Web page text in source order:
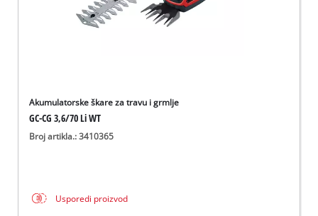
Akumulatorske škare za travu i grmlje
GC-CG 3,6/70 Li WT
Broj artikla.: 3410365
Usporedi proizvod